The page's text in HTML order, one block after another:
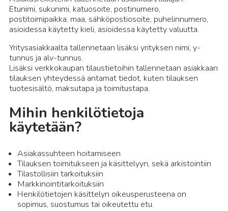
Etunimi, sukunimi, katuosoite, postinumero,
postitoimipaikka, maa, sähköpostiosoite, puhelinnumero,
asioidessa käytetty kieli, asioidessa käytetty valuutta.
Yritysasiakkaalta tallennetaan lisäksi yrityksen nimi, y-
tunnus ja alv-tunnus.
Lisäksi verkkokaupan tilaustietoihin tallennetaan asiakkaan
tilauksen yhteydessä antamat tiedot, kuten tilauksen
tuotesisältö, maksutapa ja toimitustapa.
Mihin henkilötietoja
käytetään?
Asiakassuhteen hoitamiseen
Tilauksen toimitukseen ja käsittelyyn, sekä arkistointiin
Tilastollisiin tarkoituksiin
Markkinointitarkoituksiin
Henkilötietojen käsittelyn oikeusperusteena on
sopimus, suostumus tai oikeutettu etu.